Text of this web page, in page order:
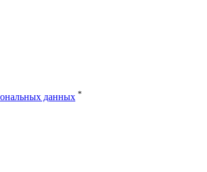
данных *